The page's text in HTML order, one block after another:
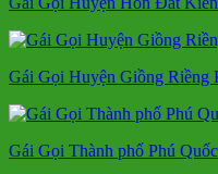
Gái Gọi Huyện Giồng Riềng
Gái Gọi Thành phố Phú